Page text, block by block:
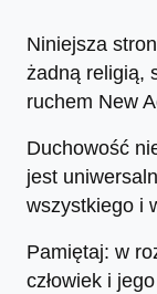
Niniejsza
żadną religią,
ruchem New
Duchowość
jest
wszystkiego i
Pamiętaj: w
człowiek i